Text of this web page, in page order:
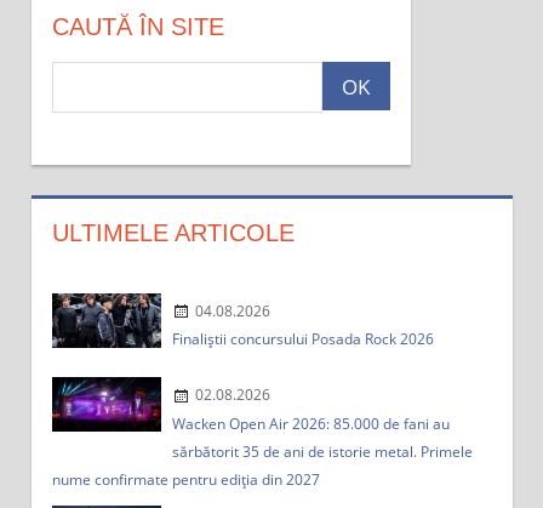
CAUTĂ ÎN SITE
t
ULTIMELE ARTICOLE
04.08.2026
Finaliștii concursului Posada Rock 2026
02.08.2026
Wacken Open Air 2026: 85.000 de fani au
sărbătorit 35 de ani de istorie metal. Primele
nume confirmate pentru ediția din 2027